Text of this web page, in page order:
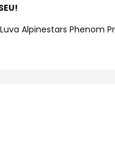
Alpinestars Phenom